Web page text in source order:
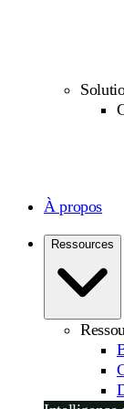
À propos
Ressources